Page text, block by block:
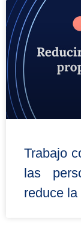
Trabajo
las
reduce